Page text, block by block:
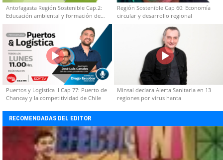
Antofagasta Región Sostenible Cap.2:
Educación ambiental y formación de
capacidades técnicas
Región Sostenible Cap 60: Economía
circular y desarrollo regional
Puertos y Logística II Cap 77: Puerto de
Chancay y la competitividad de Chile
Minsal declara Alerta Sanitaria en 13
regiones por virus hanta
RECOMENDADAS DEL EDITOR